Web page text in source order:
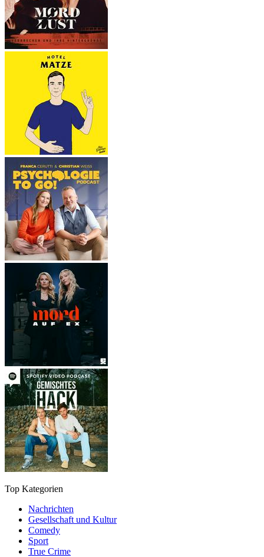
Top Kategorien
Nachrichten
Gesellschaft und Kultur
Comedy
Sport
True Crime